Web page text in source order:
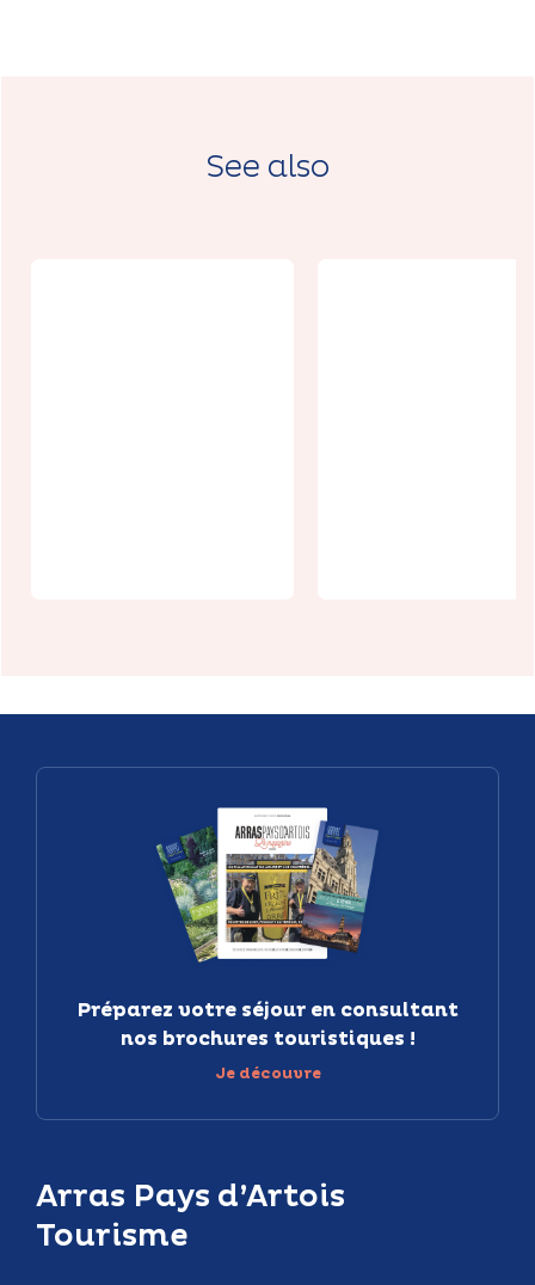
See also
Arras Pays d’Artois
Tourisme
Préparez votre séjour en consultant
nos brochures touristiques !
Je découvre